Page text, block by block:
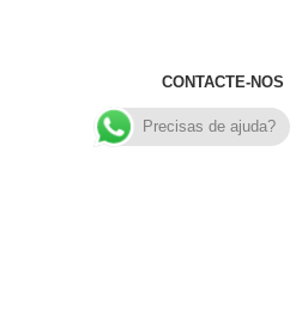
CONTACTE-NOS
Precisas de ajuda?